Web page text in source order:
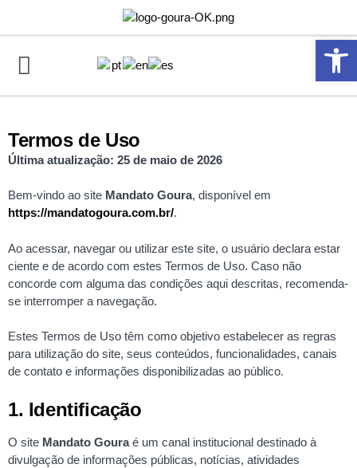
Abrir
Termos de Uso
Última atualização: 25 de maio de 2026
Bem-vindo ao site Mandato Goura, disponível em
https://mandatogoura.com.br/.
Ao acessar, navegar ou utilizar este site, o usuário declara estar
ciente e de acordo com estes Termos de Uso. Caso não
concorde com alguma das condições aqui descritas, recomenda-
se interromper a navegação.
Estes Termos de Uso têm como objetivo estabelecer as regras
para utilização do site, seus conteúdos, funcionalidades, canais
de contato e informações disponibilizadas ao público.
1. Identificação
O site Mandato Gouraé um canal institucional destinado à
divulgação de informações públicas, notícias, atividades